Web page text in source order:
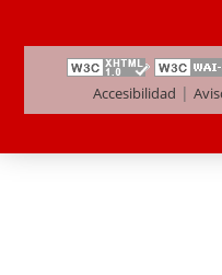
Accesibilidad |